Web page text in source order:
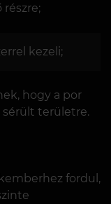
kezeli;
hogy a por
sérült területre.
fordul,